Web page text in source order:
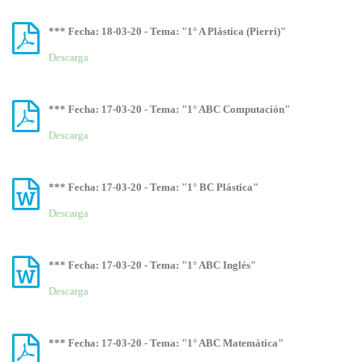
*** Fecha: 18-03-20 - Tema: "1° A Plástica (Pierri)"
Descarga
*** Fecha: 17-03-20 - Tema: "1° ABC Computación"
Descarga
*** Fecha: 17-03-20 - Tema: "1° BC Plástica"
Descarga
*** Fecha: 17-03-20 - Tema: "1° ABC Inglés"
Descarga
*** Fecha: 17-03-20 - Tema: "1° ABC Matemática"